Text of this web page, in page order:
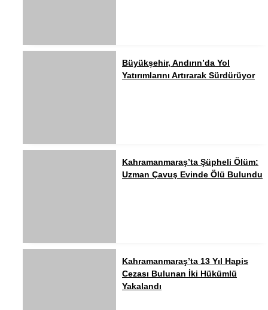
Büyükşehir, Andırın’da Yol
Yatırımlarını Artırarak Sürdürüyor
Kahramanmaraş’ta Şüpheli Ölüm:
Uzman Çavuş Evinde Ölü Bulundu
Kahramanmaraş’ta 13 Yıl Hapis
Cezası Bulunan İki Hükümlü
Yakalandı